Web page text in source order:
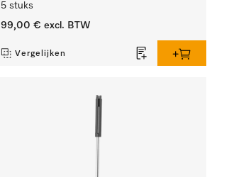
5 stuks
99,00 € excl. BTW
Vergelijken